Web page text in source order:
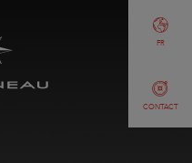
CONTACT
FR